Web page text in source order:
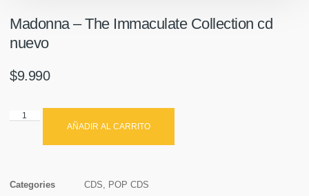
Madonna – The Immaculate Collection cd
nuevo
$9.990
AÑADIR AL CARRITO
Categories CDS, POP CDS